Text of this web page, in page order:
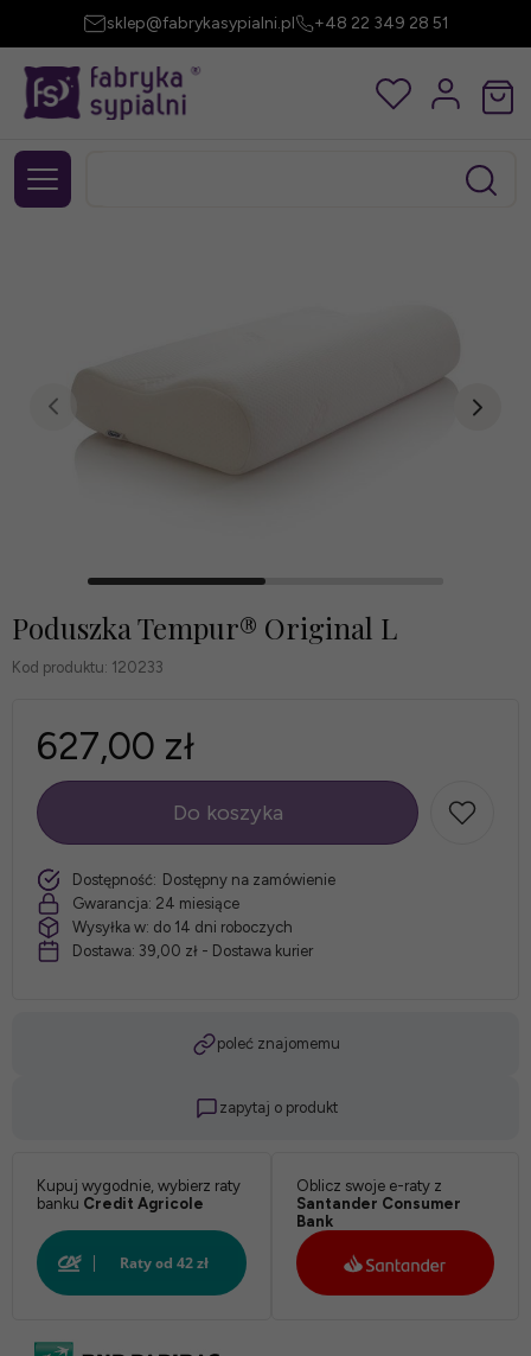
sklep@fabrykasypialni.pl +48 22 349 28 51
Poduszka Tempur® Original L
Kod produktu: 120233
627,00 zł
szt.
Do koszyka
Dostępność: Dostępny na zamówienie
Gwarancja: 24 miesiące
Wysyłka w: do 14 dni roboczych
Dostawa: 39,00 zł - Dostawa kurier
poleć znajomemu
zapytaj o produkt
Kupuj wygodnie, wybierz raty
banku Credit Agricole
Oblicz swoje e-raty z
Santander Consumer
Bank